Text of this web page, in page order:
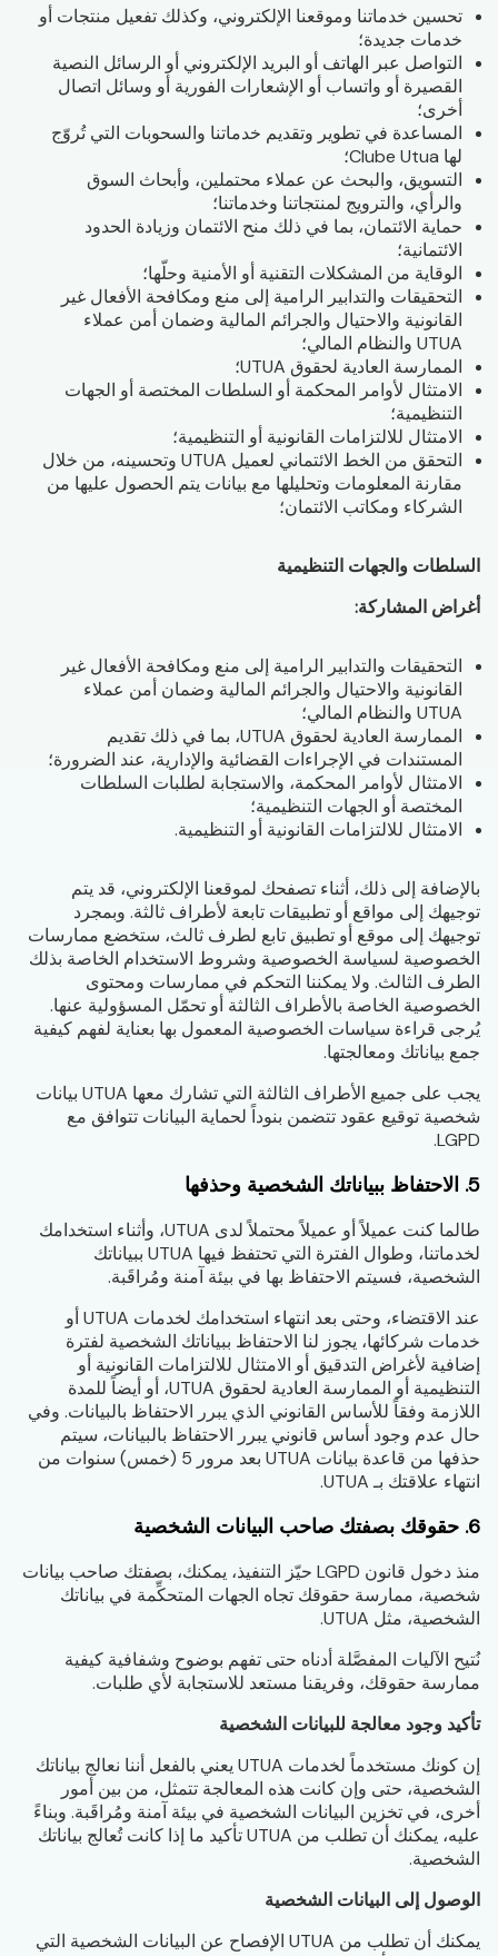
تحسين خدماتنا وموقعنا الإلكتروني، وكذلك تفعيل منتجات أو
خدمات جديدة؛
التواصل عبر الهاتف أو البريد الإلكتروني أو الرسائل النصية
القصيرة أو واتساب أو الإشعارات الفورية أو وسائل اتصال
أخرى؛
المساعدة في تطوير وتقديم خدماتنا والسحوبات التي تُروّج
لها Clube Utua؛
التسويق، والبحث عن عملاء محتملين، وأبحاث السوق
والرأي، والترويج لمنتجاتنا وخدماتنا؛
حماية الائتمان، بما في ذلك منح الائتمان وزيادة الحدود
الائتمانية؛
الوقاية من المشكلات التقنية أو الأمنية وحلّها؛
التحقيقات والتدابير الرامية إلى منع ومكافحة الأفعال غير
القانونية والاحتيال والجرائم المالية وضمان أمن عملاء
UTUA والنظام المالي؛
الممارسة العادية لحقوق UTUA؛
الامتثال لأوامر المحكمة أو السلطات المختصة أو الجهات
التنظيمية؛
الامتثال للالتزامات القانونية أو التنظيمية؛
التحقق من الخط الائتماني لعميل UTUA وتحسينه، من خلال
مقارنة المعلومات وتحليلها مع بيانات يتم الحصول عليها من
الشركاء ومكاتب الائتمان؛
السلطات والجهات التنظيمية
أغراض المشاركة:
التحقيقات والتدابير الرامية إلى منع ومكافحة الأفعال غير
القانونية والاحتيال والجرائم المالية وضمان أمن عملاء
UTUA والنظام المالي؛
الممارسة العادية لحقوق UTUA، بما في ذلك تقديم
المستندات في الإجراءات القضائية والإدارية، عند الضرورة؛
الامتثال لأوامر المحكمة، والاستجابة لطلبات السلطات
المختصة أو الجهات التنظيمية؛
الامتثال للالتزامات القانونية أو التنظيمية.
بالإضافة إلى ذلك، أثناء تصفحك لموقعنا الإلكتروني، قد يتم
توجيهك إلى مواقع أو تطبيقات تابعة لأطراف ثالثة. وبمجرد
توجيهك إلى موقع أو تطبيق تابع لطرف ثالث، ستخضع ممارسات
الخصوصية لسياسة الخصوصية وشروط الاستخدام الخاصة بذلك
الطرف الثالث. ولا يمكننا التحكم في ممارسات ومحتوى
الخصوصية الخاصة بالأطراف الثالثة أو تحمّل المسؤولية عنها.
يُرجى قراءة سياسات الخصوصية المعمول بها بعناية لفهم كيفية
جمع بياناتك ومعالجتها.
يجب على جميع الأطراف الثالثة التي تشارك معها UTUA بيانات
شخصية توقيع عقود تتضمن بنوداً لحماية البيانات تتوافق مع
LGPD.
5. الاحتفاظ ببياناتك الشخصية وحذفها
طالما كنت عميلاً أو عميلاً محتملاً لدى UTUA، وأثناء استخدامك
لخدماتنا، وطوال الفترة التي تحتفظ فيها UTUA ببياناتك
الشخصية، فسيتم الاحتفاظ بها في بيئة آمنة ومُراقَبة.
عند الاقتضاء، وحتى بعد انتهاء استخدامك لخدمات UTUA أو
خدمات شركائها، يجوز لنا الاحتفاظ ببياناتك الشخصية لفترة
إضافية لأغراض التدقيق أو الامتثال للالتزامات القانونية أو
التنظيمية أو الممارسة العادية لحقوق UTUA، أو أيضاً للمدة
اللازمة وفقاً للأساس القانوني الذي يبرر الاحتفاظ بالبيانات. وفي
حال عدم وجود أساس قانوني يبرر الاحتفاظ بالبيانات، سيتم
حذفها من قاعدة بيانات UTUA بعد مرور 5 (خمس) سنوات من
انتهاء علاقتك بـ UTUA.
6. حقوقك بصفتك صاحب البيانات الشخصية
منذ دخول قانون LGPD حيّز التنفيذ، يمكنك، بصفتك صاحب بيانات
شخصية، ممارسة حقوقك تجاه الجهات المتحكِّمة في بياناتك
الشخصية، مثل UTUA.
نُتيح الآليات المفصَّلة أدناه حتى تفهم بوضوح وشفافية كيفية
ممارسة حقوقك، وفريقنا مستعد للاستجابة لأي طلبات.
تأكيد وجود معالجة للبيانات الشخصية
إن كونك مستخدماً لخدمات UTUA يعني بالفعل أننا نعالج بياناتك
الشخصية، حتى وإن كانت هذه المعالجة تتمثل، من بين أمور
أخرى، في تخزين البيانات الشخصية في بيئة آمنة ومُراقَبة. وبناءً
عليه، يمكنك أن تطلب من UTUA تأكيد ما إذا كانت تُعالج بياناتك
الشخصية.
الوصول إلى البيانات الشخصية
يمكنك أن تطلب من UTUA الإفصاح عن البيانات الشخصية التي